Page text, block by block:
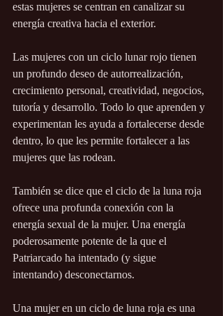
estas mujeres se centran en canalizar su
energía creativa hacia el exterior.
Las mujeres con un ciclo lunar rojo tienen
un profundo deseo de autorrealización,
crecimiento personal, creatividad, negocios,
tutoría y desarrollo. Todo lo que aprenden y
experimentan les ayuda a fortalecerse desde
dentro, lo que les permite fortalecer a las
mujeres que las rodean.
También se dice que el ciclo de la luna roja
ofrece una profunda conexión con la
energía sexual de la mujer. Una energía
poderosamente potente de la que el
Patriarcado ha intentado (y sigue
intentando) desconectarnos.
Una mujer en un ciclo de luna roja es una